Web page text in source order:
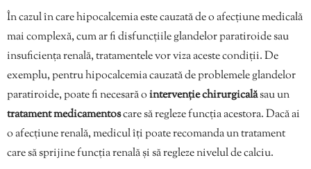
În cazul în care hipocalcemia este cauzată de o afecțiune medicală
mai complexă, cum ar fi disfuncțiile glandelor paratiroide sau
insuficiența renală, tratamentele vor viza aceste condiții. De
exemplu, pentru hipocalcemia cauzată de problemele glandelor
paratiroide, poate fi necesară ointervenție chirurgicalăsau un
tratament medicamentoscare să regleze funcția acestora. Dacă ai
o afecțiune renală, medicul îți poate recomanda un tratament
care să sprijine funcția renală și să regleze nivelul de calciu.